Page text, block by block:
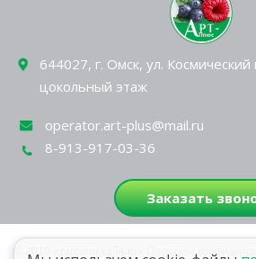
644027, г. Омск, ул. Космический
цокольный этаж
operator.art-plus@mail.ru
8-913-917-03-36
Заказать
© 2019 «zamorozka54.ru»
Политика